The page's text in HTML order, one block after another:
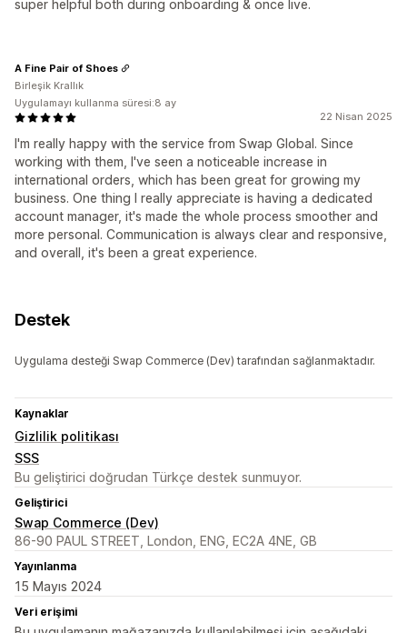
super helpful both during onboarding & once live.
22 Nisan 2025
I'm really happy with the service from Swap Global. Since
working with them, I've seen a noticeable increase in
international orders, which has been great for growing my
business. One thing I really appreciate is having a dedicated
account manager, it's made the whole process smoother and
more personal. Communication is always clear and responsive,
and overall, it's been a great experience.
A Fine Pair of Shoes
Birleşik Krallık
Uygulamayı kullanma süresi:8 ay
Destek
Uygulama desteği Swap Commerce (Dev) tarafından sağlanmaktadır.
Kaynaklar
Gizlilik politikası
SSS
Bu geliştirici doğrudan Türkçe destek sunmuyor.
Geliştirici
Swap Commerce (Dev)
86-90 PAUL STREET, London, ENG, EC2A 4NE, GB
Yayınlanma
15 Mayıs 2024
Veri erişimi